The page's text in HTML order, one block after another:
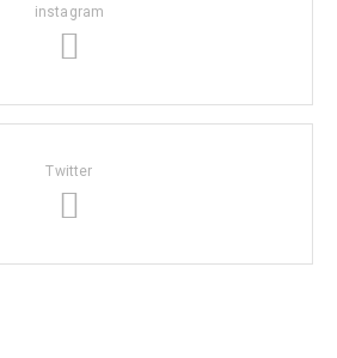
instagram
Twitter